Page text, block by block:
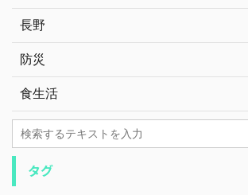
長野
防災
食生活
タグ